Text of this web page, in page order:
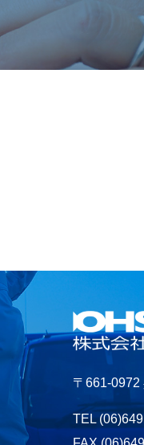
〒661-0972
TEL